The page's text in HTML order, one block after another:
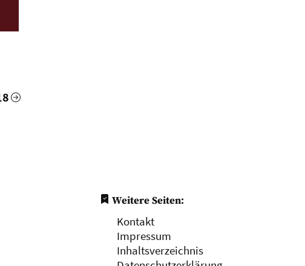
Weitere Seiten:
Kontakt
Impressum
Inhaltsverzeichnis